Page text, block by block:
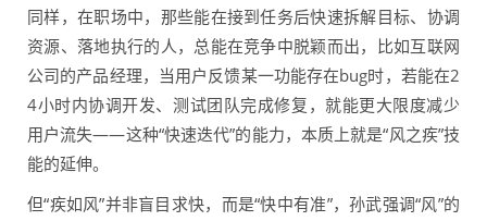
同样，在职场中，那些能在接到任务后快速拆解目标、协调
资源、落地执行的人，总能在竞争中脱颖而出，比如互联网
公司的产品经理，当用户反馈某一功能存在bug时，若能在2
4小时内协调开发、测试团队完成修复，就能更大限度减少
用户流失——这种“快速迭代”的能力，本质上就是“风之疾”技
能的延伸。
但“疾如风”并非盲目求快，而是“快中有准”，孙武强调“风”的